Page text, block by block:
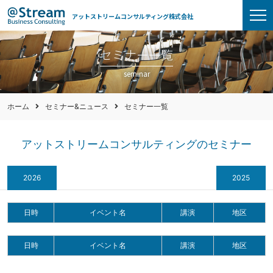
アットストリームコンサルティング株式会社
セミナー一覧
seminar
ホーム セミナー&ニュース セミナー一覧
アットストリームコンサルティングのセミナー
2026 2025
日時 イベント名 講演 地区
日時 イベント名 講演 地区